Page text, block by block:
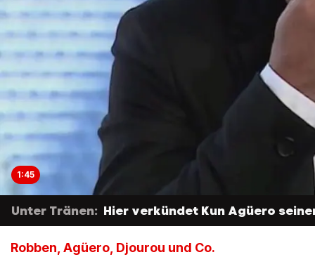
1:45
Unter Tränen: Hier verkündet Kun Agüero
Robben, Agüero, Djourou und Co.